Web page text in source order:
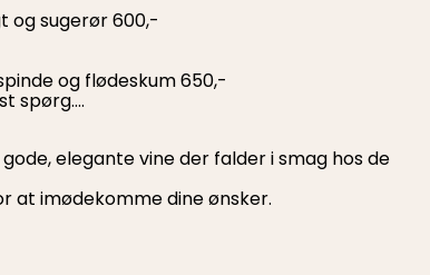
og sugerør 600,-
og flødeskum 650,-
spørg....
elegante vine der falder i smag hos de
at imødekomme dine ønsker.